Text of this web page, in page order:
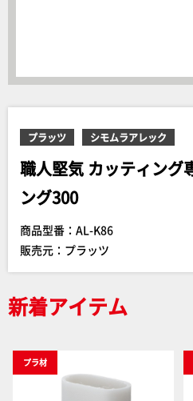
プラッツ シモムラアレック
職人堅気 カッティング
ング300
商品型番：AL-K86
販売元：プラッツ
新着アイテム
プラ材